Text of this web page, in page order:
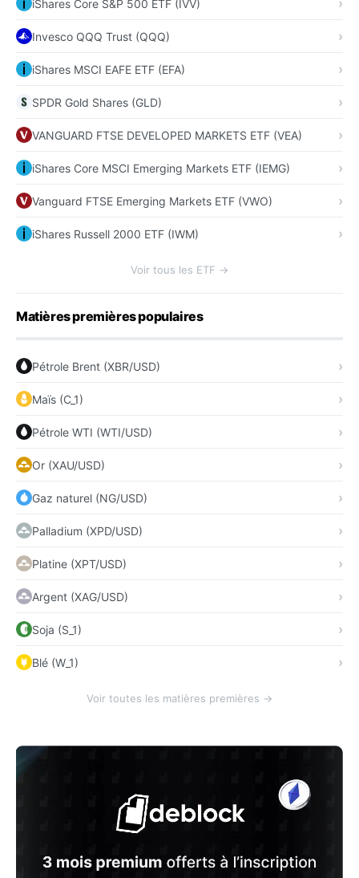
iShares Core S&P 500 ETF (IVV)
Invesco QQQ Trust (QQQ)
iShares MSCI EAFE ETF (EFA)
SPDR Gold Shares (GLD)
VANGUARD FTSE DEVELOPED MARKETS ETF (VEA)
iShares Core MSCI Emerging Markets ETF (IEMG)
Vanguard FTSE Emerging Markets ETF (VWO)
iShares Russell 2000 ETF (IWM)
Voir tous les ETF →
Matières premières populaires
Pétrole Brent (XBR/USD)
Maïs (C_1)
Pétrole WTI (WTI/USD)
Or (XAU/USD)
Gaz naturel (NG/USD)
Palladium (XPD/USD)
Platine (XPT/USD)
Argent (XAG/USD)
Soja (S_1)
Blé (W_1)
Voir toutes les matières premières →